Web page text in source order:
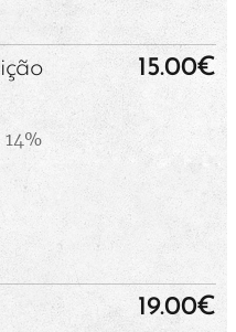
15.00€
19.00€